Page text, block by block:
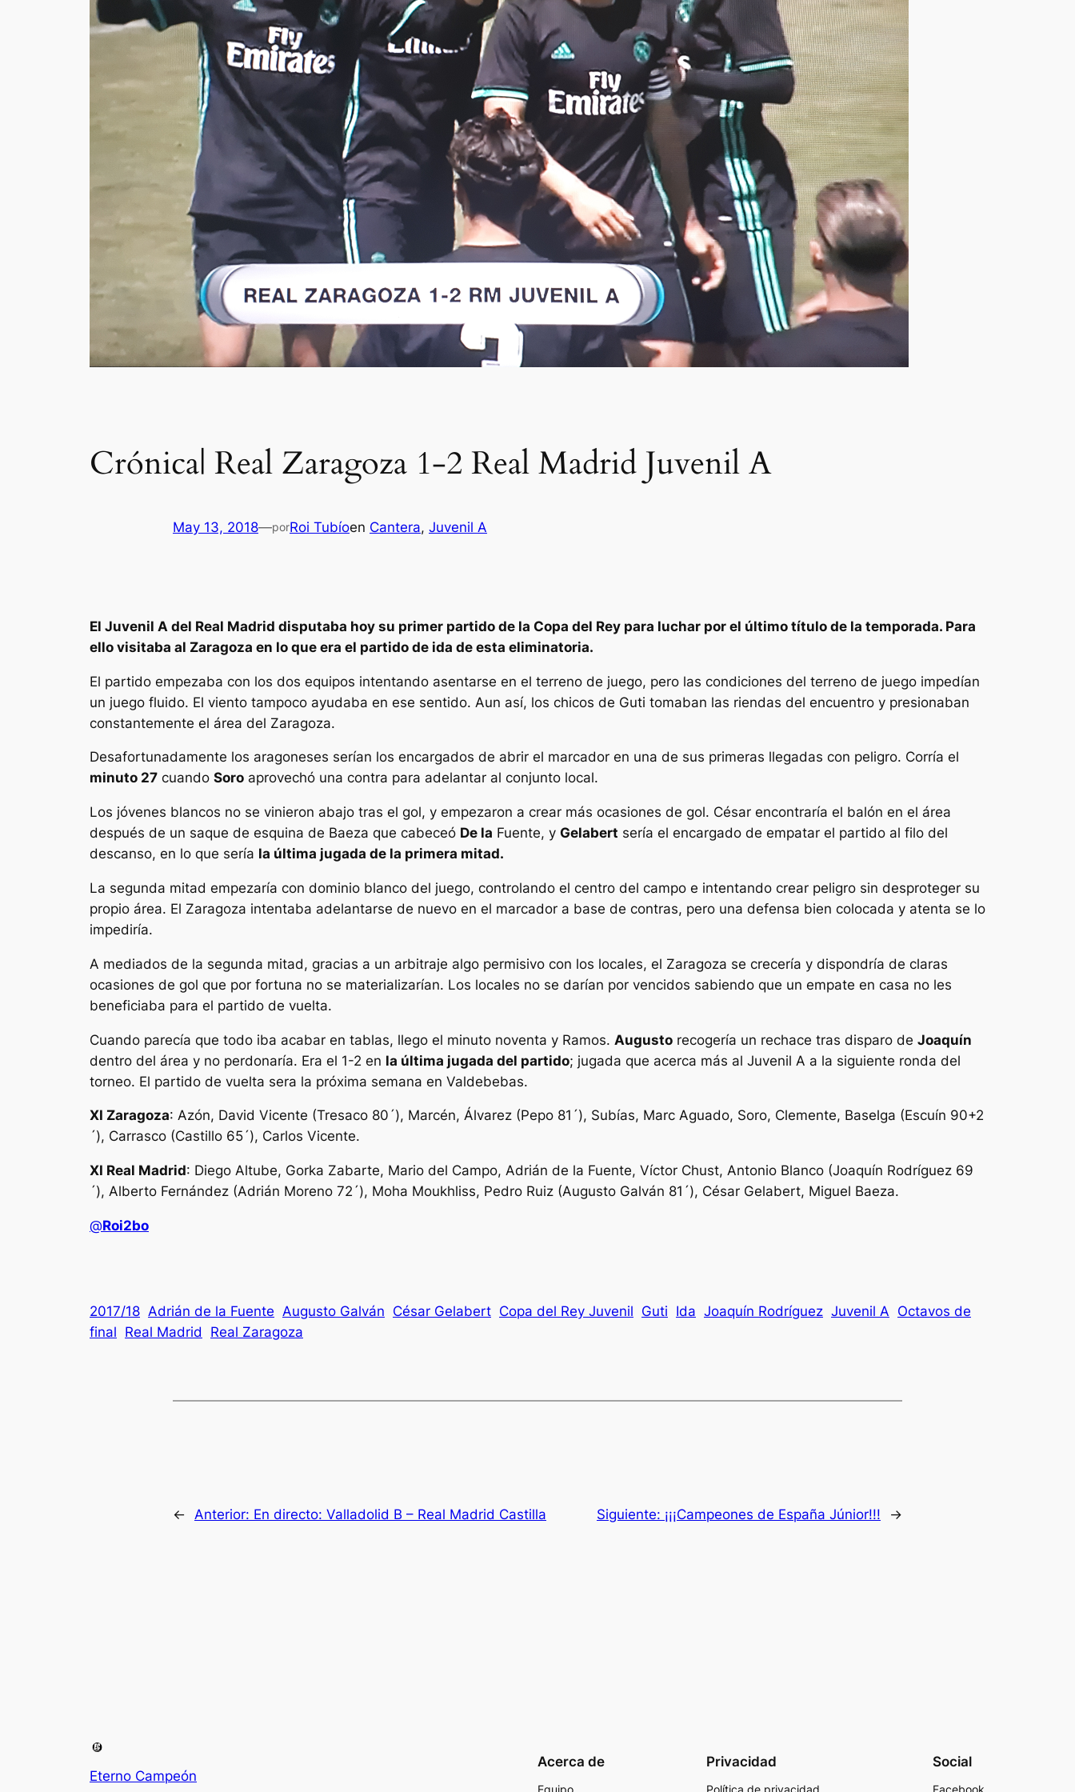
Crónica| Real Zaragoza 1-2 Real Madrid Juvenil A
May 13, 2018—porRoi Tubíoen Cantera, Juvenil A
El Juvenil A del Real Madrid disputaba hoy su primer partido de la Copa del Rey para luchar por el último título de la temporada. Para
ello visitaba al Zaragoza en lo que era el partido de ida de esta eliminatoria.
El partido empezaba con los dos equipos intentando asentarse en el terreno de juego, pero las condiciones del terreno de juego impedían
un juego fluido. El viento tampoco ayudaba en ese sentido. Aun así, los chicos de Guti tomaban las riendas del encuentro y presionaban
constantemente el área del Zaragoza.
Desafortunadamente los aragoneses serían los encargados de abrir el marcador en una de sus primeras llegadas con peligro. Corría el
minuto 27 cuando Soro aprovechó una contra para adelantar al conjunto local.
Los jóvenes blancos no se vinieron abajo tras el gol, y empezaron a crear más ocasiones de gol. César encontraría el balón en el área
después de un saque de esquina de Baeza que cabeceó De la Fuente, y Gelabert sería el encargado de empatar el partido al filo del
descanso, en lo que sería la última jugada de la primera mitad.
La segunda mitad empezaría con dominio blanco del juego, controlando el centro del campo e intentando crear peligro sin desproteger su
propio área. El Zaragoza intentaba adelantarse de nuevo en el marcador a base de contras, pero una defensa bien colocada y atenta se lo
impediría.
A mediados de la segunda mitad, gracias a un arbitraje algo permisivo con los locales, el Zaragoza se crecería y dispondría de claras
ocasiones de gol que por fortuna no se materializarían. Los locales no se darían por vencidos sabiendo que un empate en casa no les
beneficiaba para el partido de vuelta.
Cuando parecía que todo iba acabar en tablas, llego el minuto noventa y Ramos. Augusto recogería un rechace tras disparo de Joaquín
dentro del área y no perdonaría. Era el 1-2 en la última jugada del partido; jugada que acerca más al Juvenil A a la siguiente ronda del
torneo. El partido de vuelta sera la próxima semana en Valdebebas.
XI Zaragoza: Azón, David Vicente (Tresaco 80´), Marcén, Álvarez (Pepo 81´), Subías, Marc Aguado, Soro, Clemente, Baselga (Escuín 90+2
´), Carrasco (Castillo 65´), Carlos Vicente.
XI Real Madrid: Diego Altube, Gorka Zabarte, Mario del Campo, Adrián de la Fuente, Víctor Chust, Antonio Blanco (Joaquín Rodríguez 69
´), Alberto Fernández (Adrián Moreno 72´), Moha Moukhliss, Pedro Ruiz (Augusto Galván 81´), César Gelabert, Miguel Baeza.
@Roi2bo
2017/18 Adrián de la Fuente Augusto Galván César Gelabert Copa del Rey Juvenil Guti Ida Joaquín Rodríguez Juvenil A Octavos de
final Real Madrid Real Zaragoza
← Anterior: En directo: Valladolid B – Real Madrid Castilla Siguiente: ¡¡¡Campeones de España Júnior!!! →
Eterno Campeón
Acerca de
Equipo
Privacidad
Política de privacidad
Social
Facebook